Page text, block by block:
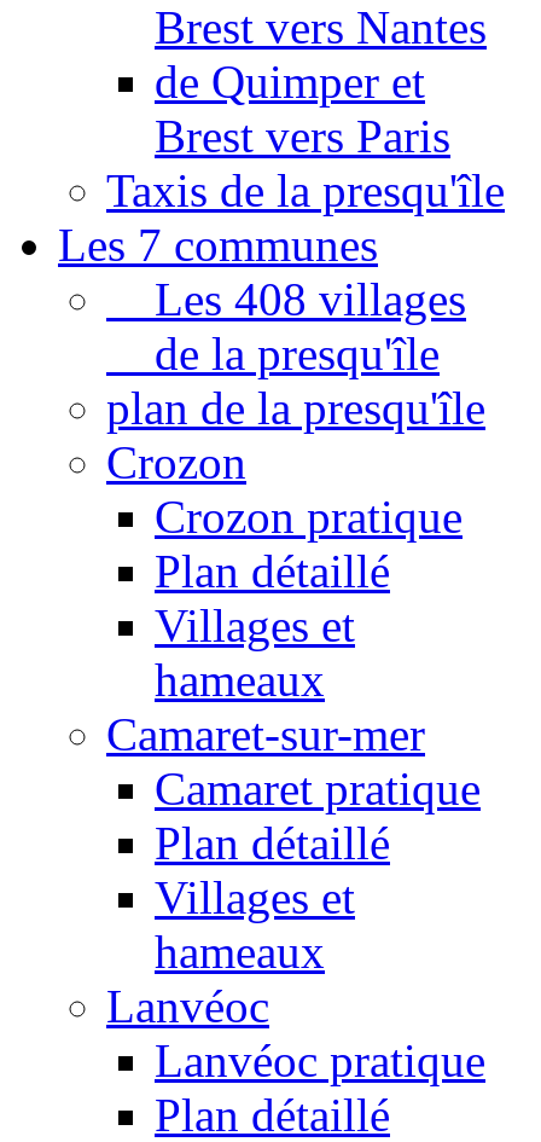
Brest vers Nantes
de Quimper et
Brest vers Paris
Taxis de la presqu'île
Les 7 communes
Les 408 villages
de la presqu'île
plan de la presqu'île
Crozon
Crozon pratique
Plan détaillé
Villages et
hameaux
Camaret-sur-mer
Camaret pratique
Plan détaillé
Villages et
hameaux
Lanvéoc
Lanvéoc pratique
Plan détaillé